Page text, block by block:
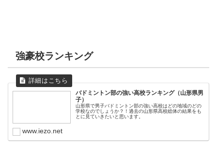
強豪校ランキング
バドミントン部の強い高校ランキング（山形県男
子）
山形県で男子バドミントン部の強い高校はどの地域のどの
学校なのでしょうか？！過去の山形県高校総体の結果をも
とに見ていきたいと思います。
www.iezo.net